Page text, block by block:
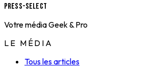
Press-Select
Votre média Geek & Pro
LE MÉDIA
Tous les articles